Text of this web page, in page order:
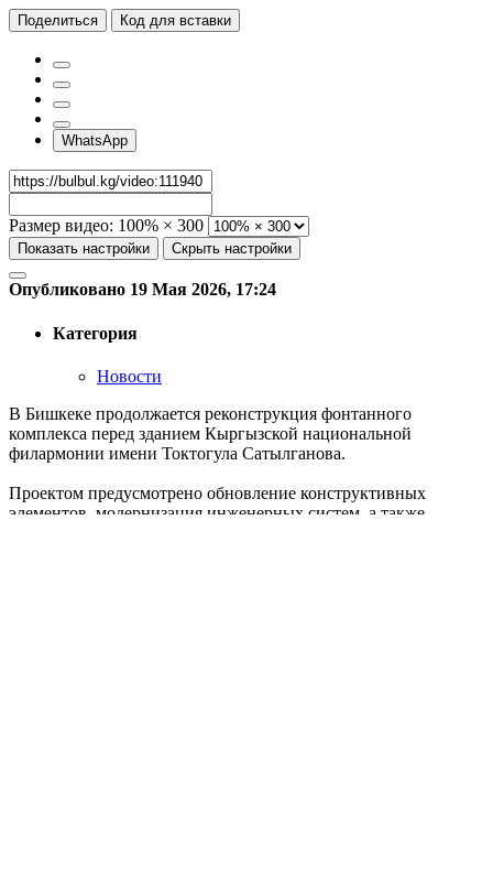
Поделиться Код для вставки
WhatsApp
Размер видео: 100% × 300
Показать настройки Скрыть настройки
Опубликовано 19 Мая 2026, 17:24
Категория
Новости
В Бишкеке продолжается реконструкция фонтанного
комплекса перед зданием Кыргызской национальной
филармонии имени Токтогула Сатылганова.
Проектом предусмотрено обновление конструктивных
элементов, модернизация инженерных систем, а также